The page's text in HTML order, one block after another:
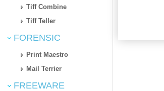
Tiff Combine
Tiff Teller
FORENSIC
Print Maestro
Mail Terrier
FREEWARE